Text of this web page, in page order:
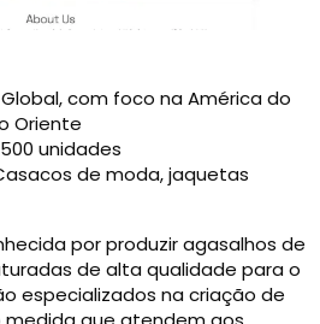
Global, com foco na América do
Oriente
500 unidades
de moda, jaquetas
por produzir agasalhos de
de alta qualidade para o
especializados na criação de